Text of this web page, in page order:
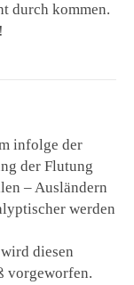
durch kommen.
infolge der
der Flutung
– Ausländern
werden
diesen
vorgeworfen.